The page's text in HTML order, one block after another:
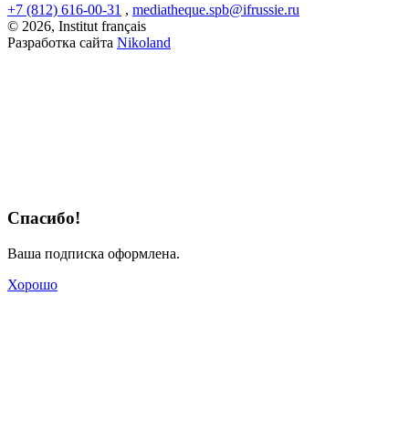
+7 (812) 616-00-31 , mediatheque.spb@ifrussie.ru
© 2026, Institut français
Разработка сайта Nikoland
Спасибо!
Ваша подписка оформлена.
Хорошо